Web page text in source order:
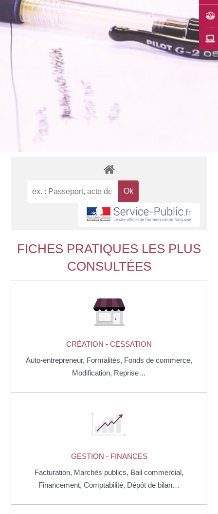
FICHES PRATIQUES LES PLUS
CONSULTÉES
CRÉATION - CESSATION
Auto-entrepreneur, Formalités, Fonds de commerce,
Modification, Reprise…
GESTION - FINANCES
Facturation, Marchés publics, Bail commercial,
Financement, Comptabilité, Dépôt de bilan…